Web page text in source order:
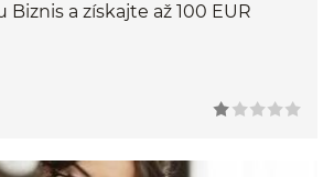
a získajte až 100 EUR